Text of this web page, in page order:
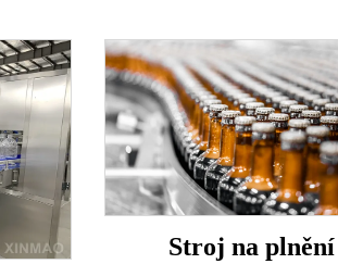
Stroj na plnění